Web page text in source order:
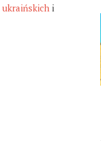
ukraińskich i